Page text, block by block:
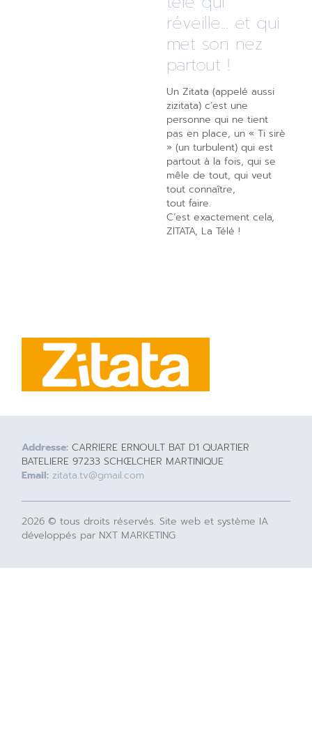
réveille... et qui
met son nez
partout !
Un Zitata (appelé aussi
zizitata) c’est une
personne qui ne tient
pas en place, un « Ti sirè
» (un turbulent) qui est
partout à la fois, qui se
mêle de tout, qui veut
tout connaître,
tout faire.
C’est exactement cela,
ZITATA, La Télé !
Addresse: CARRIERE ERNOULT BAT D1 QUARTIER
BATELIERE 97233 SCHŒLCHER MARTINIQUE
Email: zitata.tv@gmail.com
2026 © tous droits réservés. Site web et système IA
développés par NXT MARKETING